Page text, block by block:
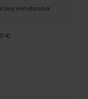
broj ministarstva:
€